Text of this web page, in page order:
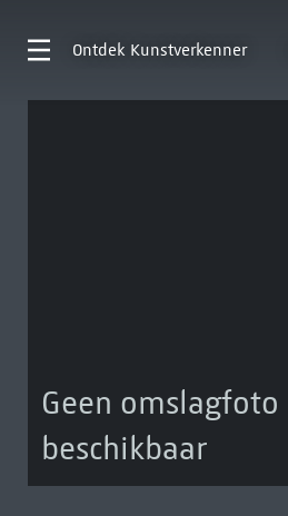
Ontdek Kunstverkenner
Geen omslagfoto
beschikbaar